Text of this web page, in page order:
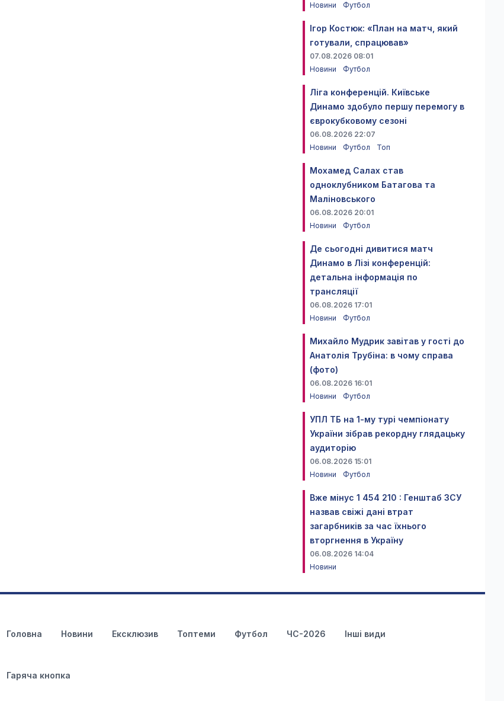
Новини
Футбол
Ігор Костюк: «План на матч, який
готували, спрацював»
07.08.2026 08:01
Новини
Футбол
Ліга конференцій. Київське
Динамо здобуло першу перемогу в
єврокубковому сезоні
06.08.2026 22:07
Новини
Футбол Топ
Мохамед Салах став
одноклубником Батагова та
Маліновського
06.08.2026 20:01
Новини
Футбол
Де сьогодні дивитися матч
Динамо в Лізі конференцій:
детальна інформація по
трансляції
06.08.2026 17:01
Новини
Футбол
Михайло Мудрик завітав у гості до
Анатолія Трубіна: в чому справа
(фото)
06.08.2026 16:01
Новини
Футбол
УПЛ ТБ на 1-му турі чемпіонату
України зібрав рекордну глядацьку
аудиторію
06.08.2026 15:01
Новини
Футбол
Вже мінус 1 454 210 : Генштаб ЗСУ
назвав свіжі дані втрат
загарбників за час їхнього
вторгнення в Україну
06.08.2026 14:04
Новини
Головна Новини Ексклюзив Топтеми Футбол ЧС-2026 Інші види
Гаряча кнопка